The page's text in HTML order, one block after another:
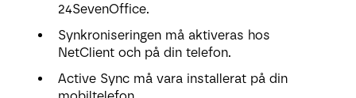
24SevenOffice.
Synkroniseringen må aktiveras hos
NetClient och på din telefon.
Active Sync må vara installerat på din